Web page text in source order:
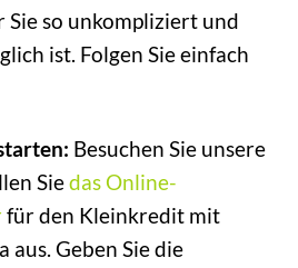
Sie so unkompliziert und
ist. Folgen Sie einfach
Besuchen Sie unsere
Siedas Online-
für den Kleinkredit mit
aus. Geben Sie die